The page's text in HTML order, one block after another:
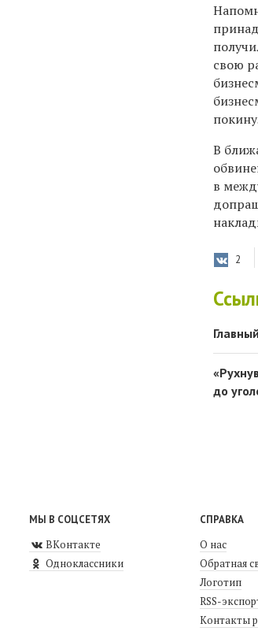
свою
В
в
2
до
МЫ В СОЦСЕТЯХ
ВКонтакте
Одноклассники
СПРАВКА
О нас
Обратная
Логотип
RSS-
Контакты